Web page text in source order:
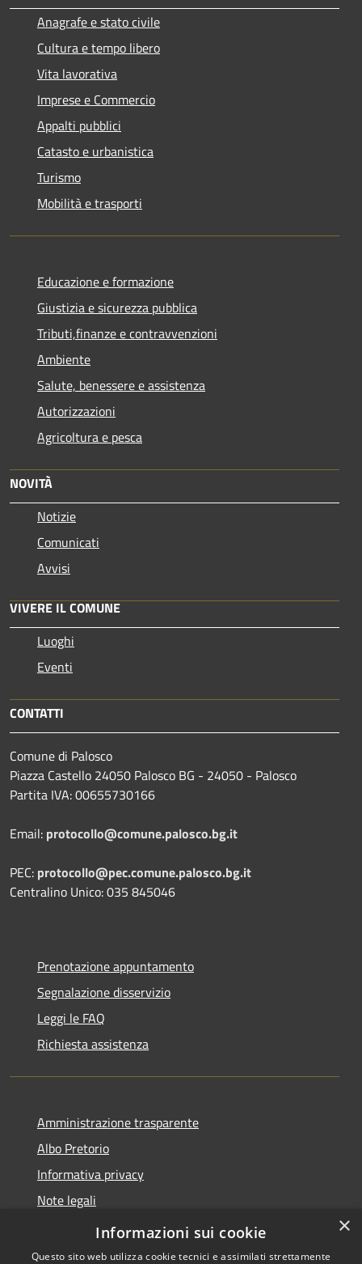
Anagrafe e stato civile
Cultura e tempo libero
Vita lavorativa
Imprese e Commercio
Appalti pubblici
Catasto e urbanistica
Turismo
Mobilità e trasporti
Educazione e formazione
Giustizia e sicurezza pubblica
Tributi,finanze e contravvenzioni
Ambiente
Salute, benessere e assistenza
Autorizzazioni
Agricoltura e pesca
NOVITÀ
Notizie
Comunicati
Avvisi
VIVERE IL COMUNE
Luoghi
Eventi
CONTATTI
Comune di Palosco
Piazza Castello 24050 Palosco BG - 24050 - Palosco
Partita IVA: 00655730166
Email: protocollo@comune.palosco.bg.it
PEC: protocollo@pec.comune.palosco.bg.it
Centralino Unico: 035 845046
Prenotazione appuntamento
Segnalazione disservizio
Leggi le FAQ
Richiesta assistenza
Amministrazione trasparente
Albo Pretorio
Informativa privacy
Note legali
Dichiarazione di accessibilità
×
Informazioni sui cookie
Questo sito web utilizza cookie tecnici e assimilati strettamente